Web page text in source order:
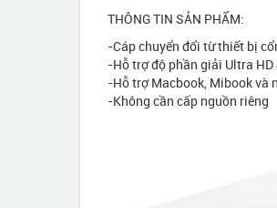
THÔNG TIN SẢN PHẨM:
-Cáp chuyển đổi từ thiết bị
-Hỗ trợ độ phần giải Ultra HD
-Hỗ trợ Macbook, Mibook và
-Không cần cấp nguồn riêng